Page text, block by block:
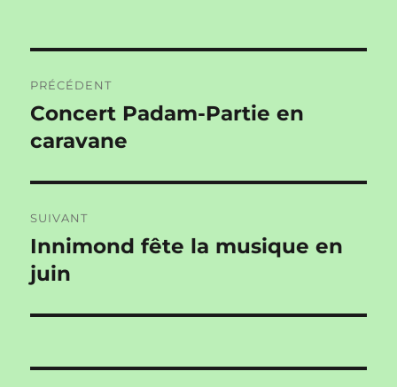
de
l’article
PRÉCÉDENT
Publication
précédente :
Concert Padam-Partie en
caravane
SUIVANT
Publication
suivante :
Innimond fête la musique en
juin